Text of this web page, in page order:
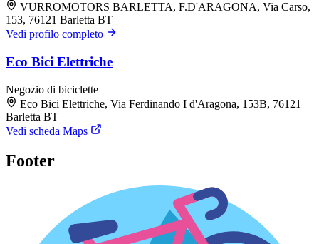
VURROMOTORS BARLETTA, F.D'ARAGONA, Via Carso,
153, 76121 Barletta BT
Vedi profilo completo
Eco Bici Elettriche
Negozio di biciclette
Eco Bici Elettriche, Via Ferdinando I d'Aragona, 153B, 76121
Barletta BT
Vedi scheda Maps
Footer